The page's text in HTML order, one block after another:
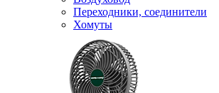
Переходники, соединители
Хомуты